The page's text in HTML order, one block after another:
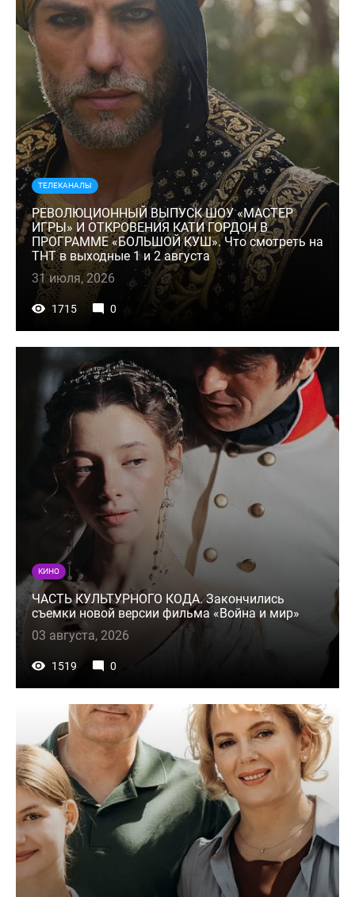
ТЕЛЕКАНАЛЫ
РЕВОЛЮЦИОННЫЙ ВЫПУСК ШОУ «МАСТЕР
ИГРЫ» И ОТКРОВЕНИЯ КАТИ ГОРДОН В
ПРОГРАММЕ «БОЛЬШОЙ КУШ». Что смотреть на
ТНТ в выходные 1 и 2 августа
31 июля, 2026
1715 0
КИНО
ЧАСТЬ КУЛЬТУРНОГО КОДА. Закончились
съемки новой версии фильма «Война и мир»
03 августа, 2026
1519 0